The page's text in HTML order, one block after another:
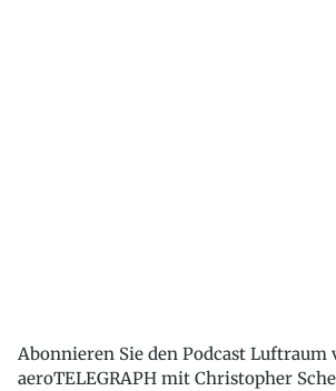
Abonnieren Sie den Podcast Luftraum
aeroTELEGRAPH mit Christopher